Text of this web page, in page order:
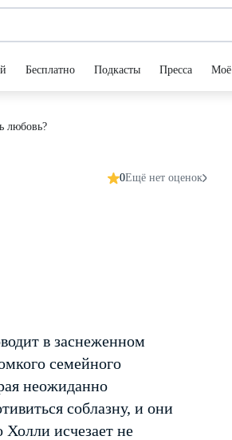
Бесплатно Подкасты Пресса Моё
любовь?
0Ещё нет оценок
в заснеженном
семейного
неожиданно
соблазну, и они
исчезает не